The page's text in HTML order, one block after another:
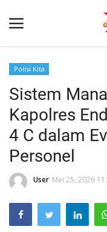
Beranda
Terms & Conditions
Lantas
Mitra Polisi
Polisi Kita
Sistem
Kapolres
4 C dalam
Personel
User Mei 25, 2026